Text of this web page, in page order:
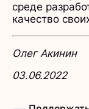
среде
качество
Олег Акинин
03.06.2022